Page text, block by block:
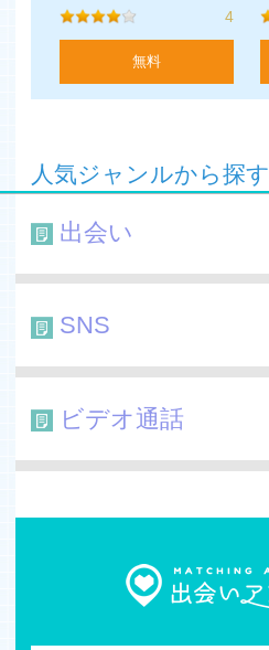
4
無料
人気ジャンルから探す
出会い
SNS
ビデオ通話